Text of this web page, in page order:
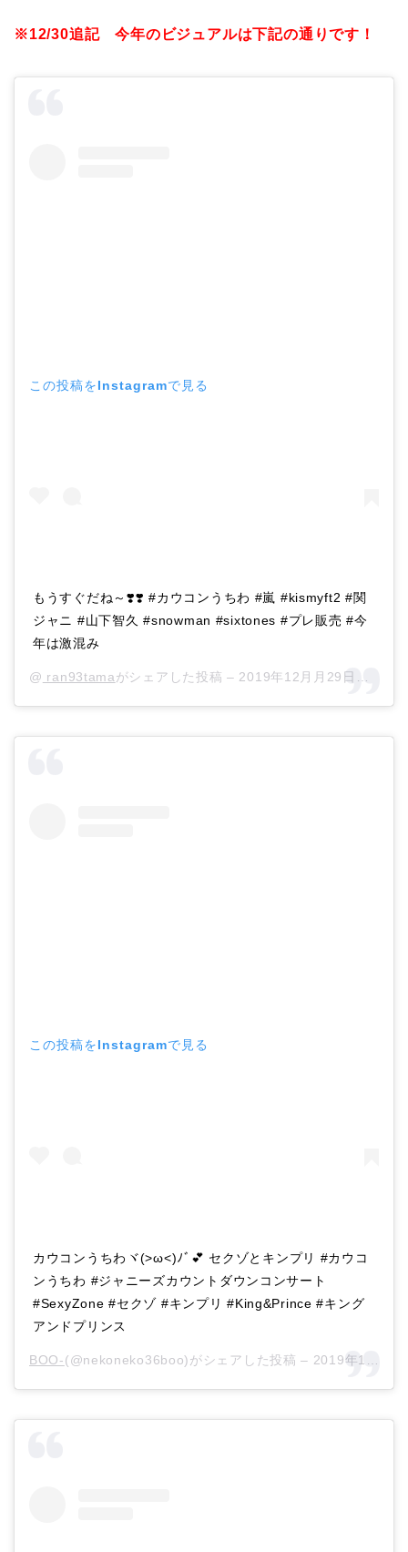
※12/30追記 今年のビジュアルは下記の通りです！
この投稿をInstagramで見る
もうすぐだね～❣️❣️ #カウコンうちわ #嵐 #kismyft2 #関
ジャニ #山下智久 #snowman #sixtones #プレ販売 #今
年は激混み
@ ran93tamaがシェアした投稿 – 2019年12月月29日午前2時51分PST
この投稿をInstagramで見る
カウコンうちわヾ(>ω<)ﾉﾞ💕 セクゾとキンプリ #カウコ
ンうちわ #ジャニーズカウントダウンコンサート
#SexyZone #セクゾ #キンプリ #King&Prince #キング
アンドプリンス
BOO-(@nekoneko36boo)がシェアした投稿 – 2019年12月月29日午前2時27分PST